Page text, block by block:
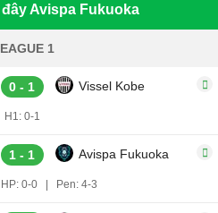
Avispa Fukuoka
1
0 - 1 Vissel Kobe
H1: 0-1
1 - 1 Avispa Fukuoka
HP: 0-0 Pen: 4-3